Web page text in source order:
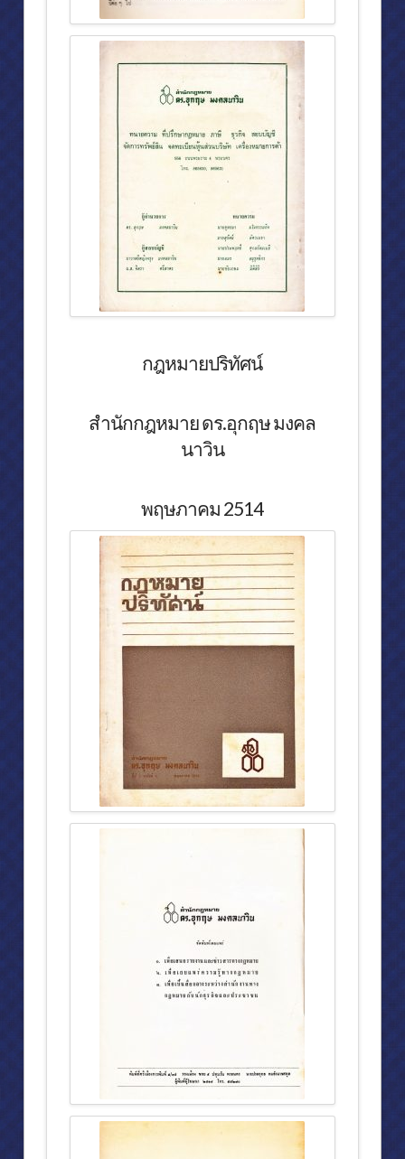
กฎหมายปริทัศน์
สำนักกฎหมาย ดร.อุกฤษ มงคล
นาวิน
พฤษภาคม 2514